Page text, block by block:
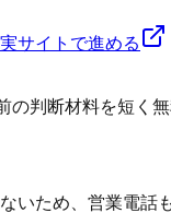
実サイトで進める
判断材料を短く
いため、営業電